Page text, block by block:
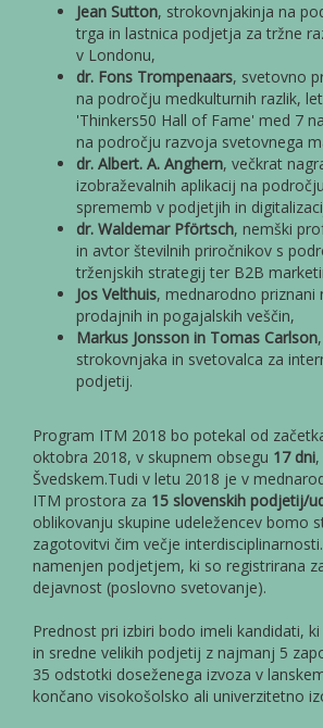
Jean Sutton, strokovnjakinja na
trga in lastnica podjetja za tržne
v Londonu,
dr. Fons Trompenaars, svetovno
na področju medkulturnih razlik,
'Thinkers50 Hall of Fame' med 7
na področju razvoja svetovnega
dr. Albert. A. Anghern, večkrat
izobraževalnih aplikacij na
sprememb v podjetjih in
dr. Waldemar Pförtsch, nemški
in avtor številnih priročnikov s
trženjskih strategij ter B2B
Jos Velthuis, mednarodno priznani
prodajnih in pogajalskih veščin,
Markus Jonsson in Tomas Carlson
strokovnjaka in svetovalca za
podjetij.
Program ITM 2018 bo potekal od
oktobra 2018, v skupnem obsegu 17 dni
Švedskem.Tudi v letu 2018 je v
ITM prostora za 15 slovenskih podjetij/
oblikovanju skupine udeležencev bomo
zagotovitvi čim večje
namenjen podjetjem, ki so registrirana
dejavnost (poslovno svetovanje).
Prednost pri izbiri bodo imeli kandidati,
in sredne velikih podjetij z najmanj 5
35 odstotki doseženega izvoza v
končano visokošolsko ali univerzitetno